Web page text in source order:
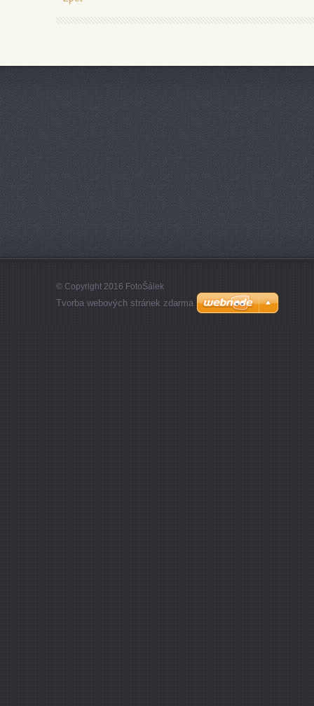
© Copyright 2016 FotoŠálek
Tvorba webových stránek zdarma